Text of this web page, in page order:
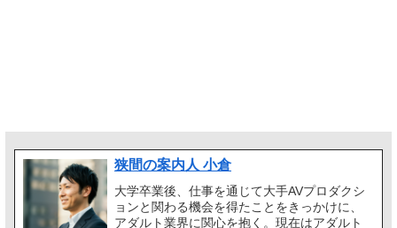
狭間の案内人 小倉
大学卒業後、仕事を通じて大手AVプロダクシ
ョンと関わる機会を得たことをきっかけに、
アダルト業界に関心を抱く。現在はアダルト